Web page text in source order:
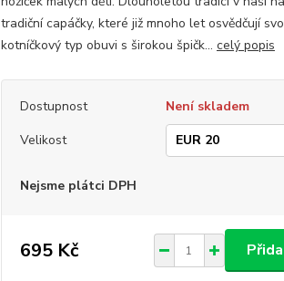
tradiční capáčky, které již mnoho let osvědčují
kotníčkový typ obuvi s širokou špičk... celý popis
Dostupnost
Není skladem
Velikost
Nejsme plátci DPH
695 Kč